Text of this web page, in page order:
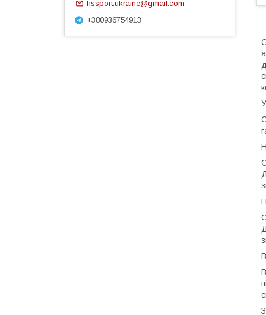
hssport.ukraine@gmail.com
+380936754913